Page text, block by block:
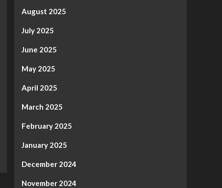
August 2025
July 2025
June 2025
May 2025
April 2025
March 2025
February 2025
January 2025
December 2024
November 2024